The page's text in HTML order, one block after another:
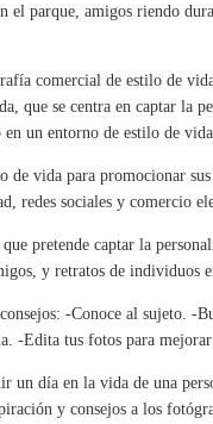
parque, amigos riendo
comercial de estilo de
que se centra en captar la
un entorno de estilo de vida.
vida para promocionar
redes sociales y comercio
pretende captar la
y retratos de individuos
-Conoce al sujeto.
-Edita tus fotos para mejorar
un día en la vida de una
y consejos a los